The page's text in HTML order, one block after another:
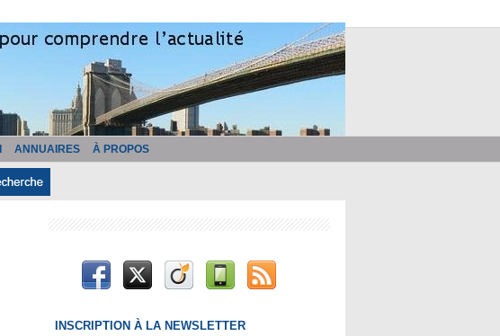
ANNUAIRES À PROPOS
INSCRIPTION À LA NEWSLETTER